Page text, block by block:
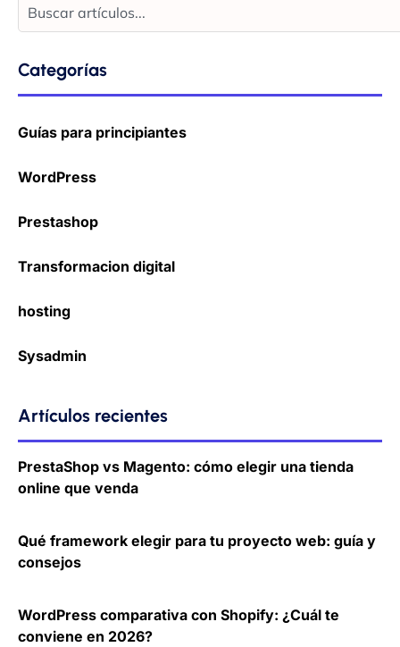
Categorías
Guías para principiantes
WordPress
Prestashop
Transformacion digital
hosting
Sysadmin
Artículos recientes
PrestaShop vs Magento: cómo elegir una tienda
online que venda
Qué framework elegir para tu proyecto web: guía y
consejos
WordPress comparativa con Shopify: ¿Cuál te
conviene en 2026?